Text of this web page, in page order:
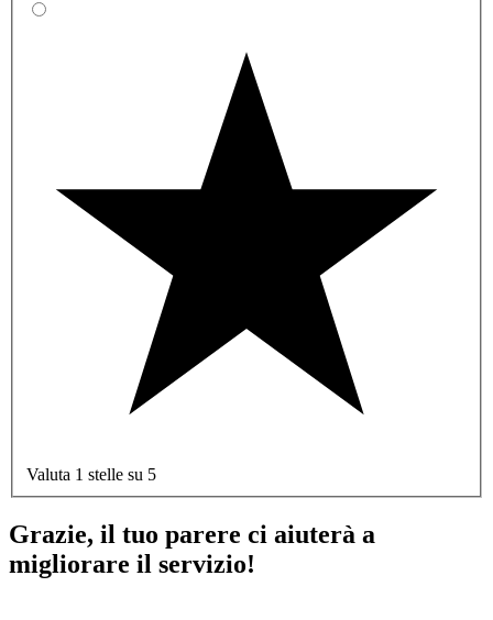
Valuta 1 stelle su 5
Grazie, il tuo parere ci aiuterà a
migliorare il servizio!